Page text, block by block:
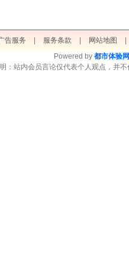
告服务 | 服务条款 | 网站地图
|
Powered by 都市体验网
：站内会员言论仅代表个人观点，并